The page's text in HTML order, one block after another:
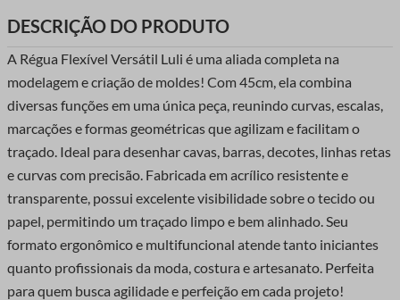
DESCRIÇÃO DO PRODUTO
A Régua Flexível Versátil Luli é uma aliada completa na
modelagem e criação de moldes! Com 45cm, ela combina
diversas funções em uma única peça, reunindo curvas, escalas,
marcações e formas geométricas que agilizam e facilitam o
traçado. Ideal para desenhar cavas, barras, decotes, linhas retas
e curvas com precisão. Fabricada em acrílico resistente e
transparente, possui excelente visibilidade sobre o tecido ou
papel, permitindo um traçado limpo e bem alinhado. Seu
formato ergonômico e multifuncional atende tanto iniciantes
quanto profissionais da moda, costura e artesanato. Perfeita
para quem busca agilidade e perfeição em cada projeto!